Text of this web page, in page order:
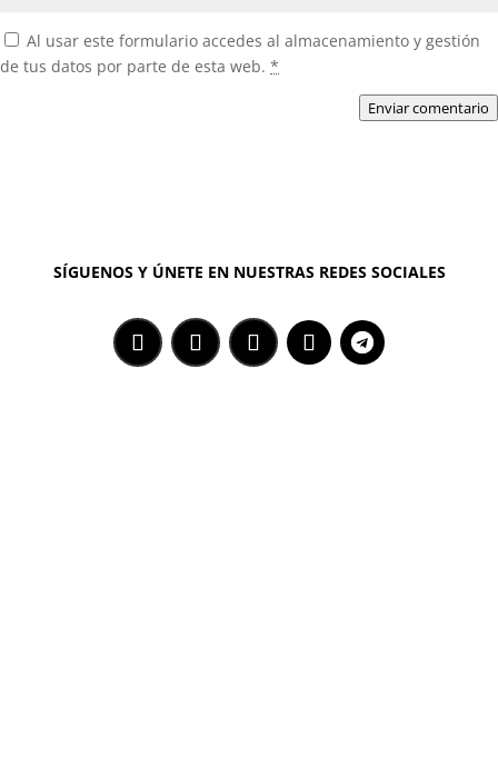
Al usar este formulario accedes al almacenamiento y gestión
de tus datos por parte de esta web. *
Enviar comentario
SÍGUENOS Y ÚNETE EN NUESTRAS REDES SOCIALES